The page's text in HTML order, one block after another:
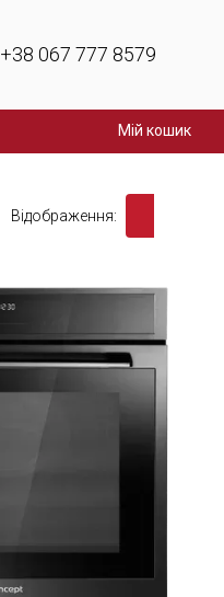
+38 067 777 8579
Мій кошик
Відображення: